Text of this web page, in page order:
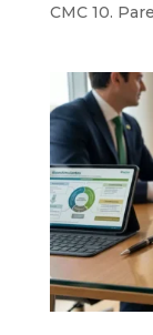
CMC 10.